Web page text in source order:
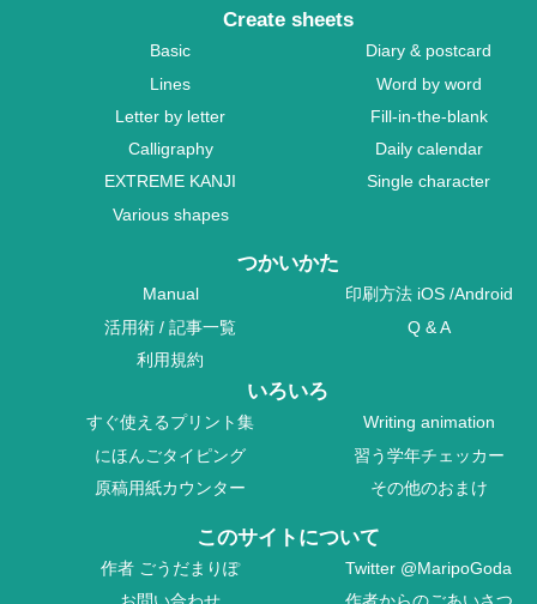
Create sheets
Basic
Diary & postcard
Lines
Word by word
Letter by letter
Fill-in-the-blank
Calligraphy
Daily calendar
EXTREME KANJI
Single character
Various shapes
つかいかた
Manual 印刷方法 iOS /Android
活用術 /記事一覧
Q & A
利用規約
いろいろ
すぐ使えるプリント集
Writing animation
にほんごタイピング
習う学年チェッカー
原稿用紙カウンター
その他のおまけ
このサイトについて
作者 ごうだまりぽ Twitter @MaripoGoda